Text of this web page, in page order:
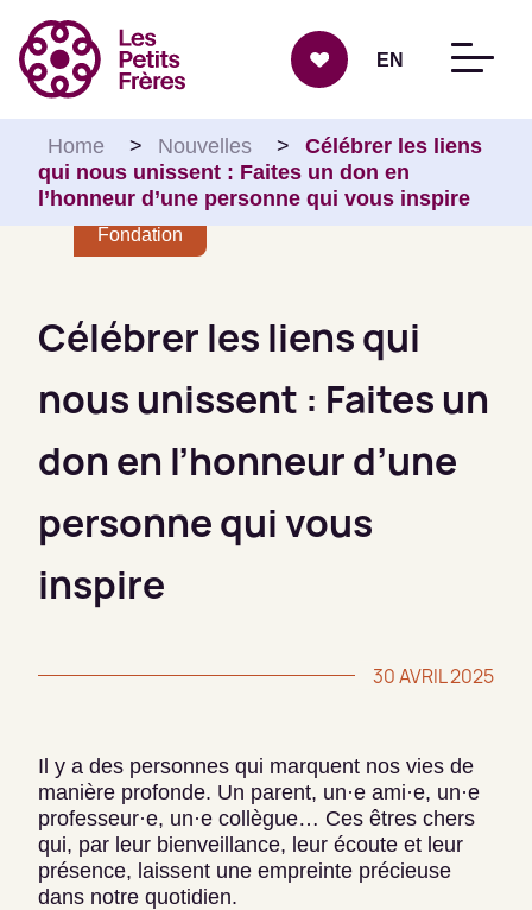
EN
Home > Nouvelles >
Célébrer les liens
qui nous unissent : Faites un don en
l’honneur d’une personne qui vous inspire
Fondation
Célébrer les liens qui
nous unissent : Faites un
don en l’honneur d’une
personne qui vous
inspire
30 AVRIL 2025
Il y a des personnes qui marquent nos vies de
manière profonde. Un parent, un·e ami·e, un·e
professeur·e, un·e collègue… Ces êtres chers
qui, par leur bienveillance, leur écoute et leur
présence, laissent une empreinte précieuse
dans notre quotidien.